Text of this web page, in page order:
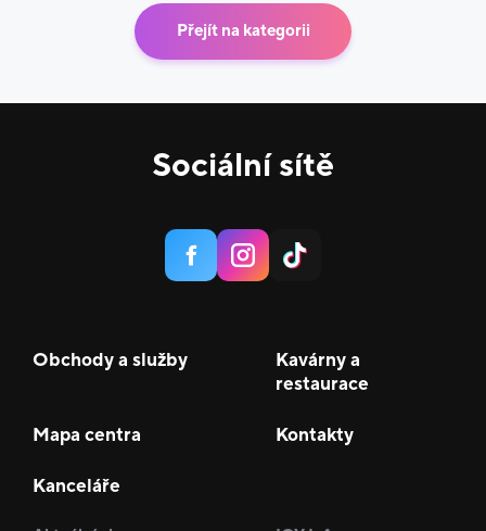
Přejít na kategorii
Sociální sítě
Obchody a služby
Kavárny a
restaurace
Mapa centra Kontakty
Kanceláře